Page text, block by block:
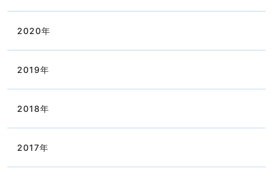
2020年
2019年
2018年
2017年